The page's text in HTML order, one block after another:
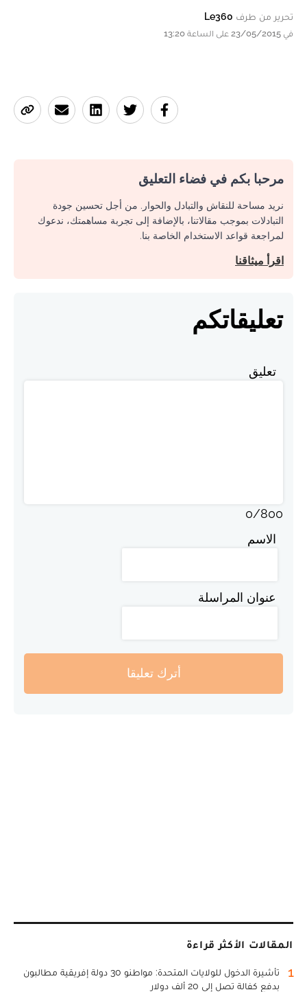
تحرير من طرف Le360
في 23/05/2015 على الساعة 13:20
مرحبا بكم في فضاء التعليق
نريد مساحة للنقاش والتبادل والحوار. من أجل تحسين جودة
التبادلات بموجب مقالاتنا، بالإضافة إلى تجربة مساهمتك، ندعوك
لمراجعة قواعد الاستخدام الخاصة بنا.
اقرأ ميثاقنا
تعليقاتكم
تعليق
0/800
الاسم
عنوان المراسلة
أترك تعليقا
المقالات الأكثر قراءة
1
تأشيرة الدخول للولايات المتحدة: مواطنو 30 دولة إفريقية مطالبون
بدفع كفالة تصل إلى 20 ألف دولار